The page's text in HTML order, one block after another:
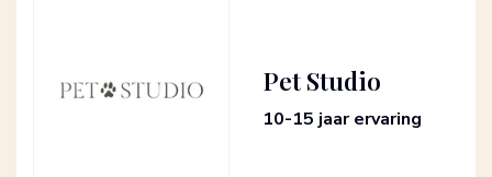
Pet Studio
10-15 jaar ervaring